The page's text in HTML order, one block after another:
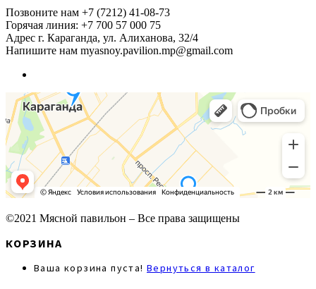
Позвоните нам +7 (7212) 41-08-73
Горячая линия: +7 700 57 000 75
Адрес г. Караганда, ул. Алиханова, 32/4
Напишите нам myasnoy.pavilion.mp@gmail.com
©2021 Мясной павильон – Все права защищены
КОРЗИНА
Ваша корзина пуста! Вернуться в каталог